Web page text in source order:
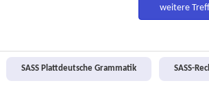
weitere
SASS Plattdeutsche Grammatik
SASS-